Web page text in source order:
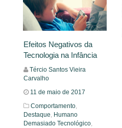
Efeitos Negativos da
Tecnologia na Infância
Tércio Santos Vieira
Carvalho
11 de maio de 2017
Comportamento,
Destaque, Humano
Demasiado Tecnológico,